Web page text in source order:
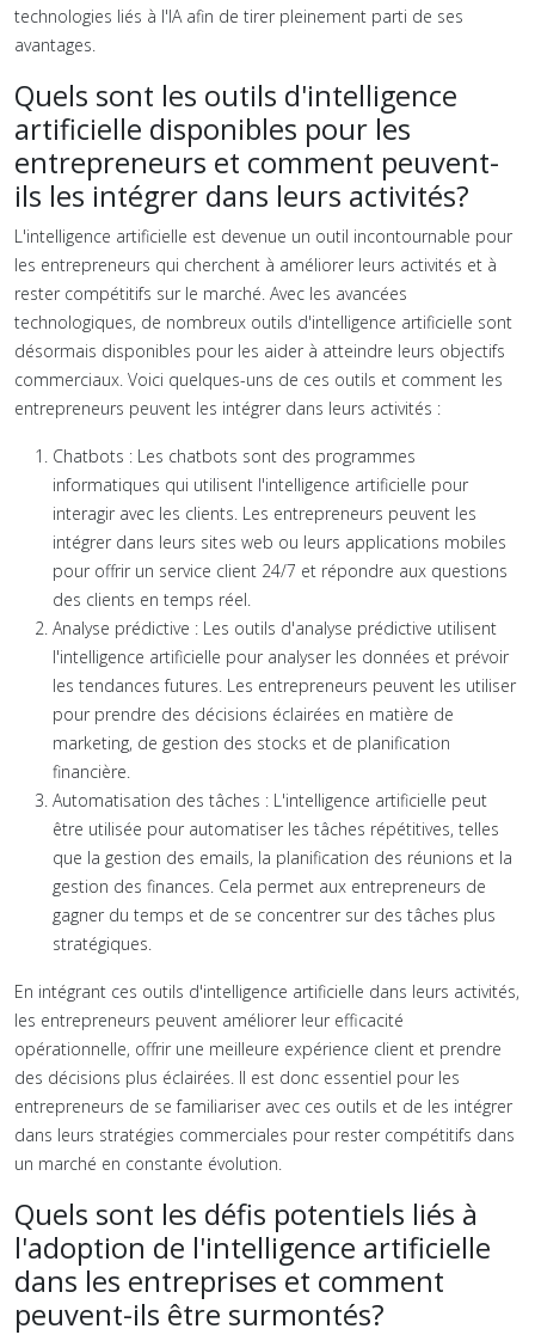
technologies liés à l'IA afin de tirer pleinement parti de ses
avantages.
Quels sont les outils d'intelligence
artificielle disponibles pour les
entrepreneurs et comment peuvent-
ils les intégrer dans leurs activités?
L'intelligence artificielle est devenue un outil incontournable pour
les entrepreneurs qui cherchent à améliorer leurs activités et à
rester compétitifs sur le marché. Avec les avancées
technologiques, de nombreux outils d'intelligence artificielle sont
désormais disponibles pour les aider à atteindre leurs objectifs
commerciaux. Voici quelques-uns de ces outils et comment les
entrepreneurs peuvent les intégrer dans leurs activités :
Chatbots : Les chatbots sont des programmes
informatiques qui utilisent l'intelligence artificielle pour
interagir avec les clients. Les entrepreneurs peuvent les
intégrer dans leurs sites web ou leurs applications mobiles
pour offrir un service client 24/7 et répondre aux questions
des clients en temps réel.
Analyse prédictive : Les outils d'analyse prédictive utilisent
l'intelligence artificielle pour analyser les données et prévoir
les tendances futures. Les entrepreneurs peuvent les utiliser
pour prendre des décisions éclairées en matière de
marketing, de gestion des stocks et de planification
financière.
Automatisation des tâches : L'intelligence artificielle peut
être utilisée pour automatiser les tâches répétitives, telles
que la gestion des emails, la planification des réunions et la
gestion des finances. Cela permet aux entrepreneurs de
gagner du temps et de se concentrer sur des tâches plus
stratégiques.
En intégrant ces outils d'intelligence artificielle dans leurs activités,
les entrepreneurs peuvent améliorer leur efficacité
opérationnelle, offrir une meilleure expérience client et prendre
des décisions plus éclairées. Il est donc essentiel pour les
entrepreneurs de se familiariser avec ces outils et de les intégrer
dans leurs stratégies commerciales pour rester compétitifs dans
un marché en constante évolution.
Quels sont les défis potentiels liés à
l'adoption de l'intelligence artificielle
dans les entreprises et comment
peuvent-ils être surmontés?